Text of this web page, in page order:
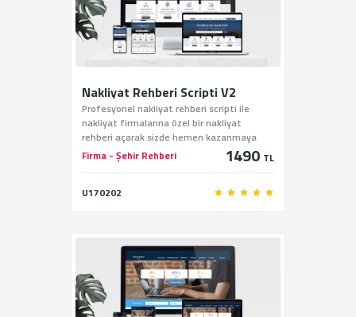
Nakliyat Rehberi Scripti V2
Profesyonel nakliyat rehberi scripti ile
nakliyat firmalarına özel bir nakliyat
rehberi açarak sizde hemen kazanmaya
başlayabilirsiniz
Firma - Şehir Rehberi 1490 TL
U170202